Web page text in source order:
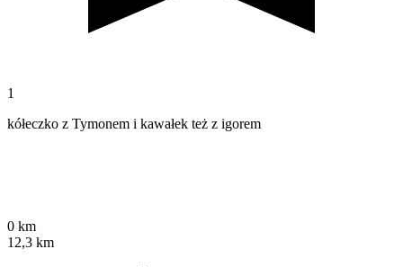
1
kółeczko z Tymonem i kawałek też z igorem
0 km
12,3 km